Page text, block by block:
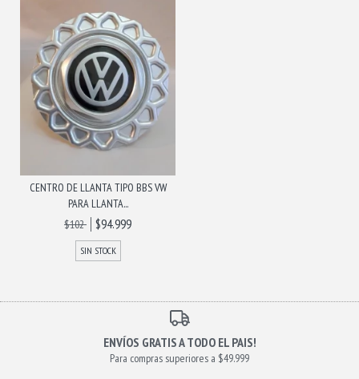
CENTRO DE LLANTA TIPO BBS VW
PARA LLANTA...
$102
$94.999
SIN STOCK
ENVÍOS GRATIS A TODO EL PAIS!
Para compras superiores a $49.999